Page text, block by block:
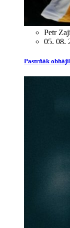
Petr
05. 08.
Pastrňák